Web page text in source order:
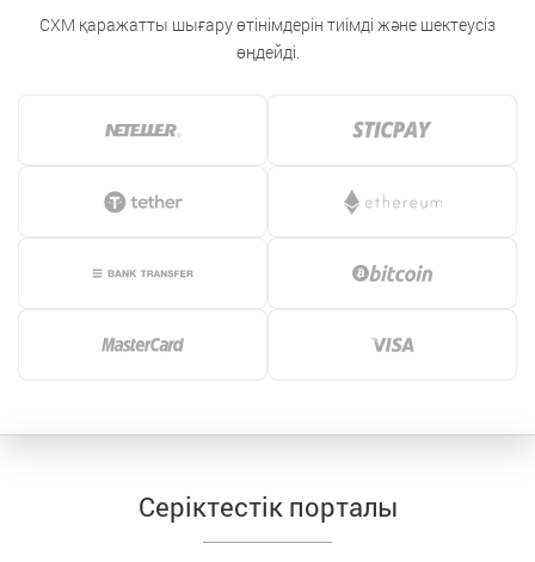
CXM қаражатты шығару өтінімдерін тиімді және шектеусіз
өңдейді.
Серіктестік порталы